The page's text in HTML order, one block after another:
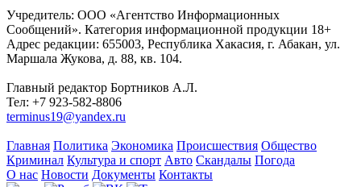
Учредитель: ООО «Агентство Информационных
Сообщений». Категория информационной продукции 18+
Адрес редакции: 655003, Республика Хакасия, г. Абакан, ул.
Маршала Жукова, д. 88, кв. 104.
Главный редактор Бортников А.Л.
Тел: +7 923-582-8806
terminus19@yandex.ru
Главная Политика Экономика Происшествия Общество
Криминал Культура и спорт Авто Скандалы Погода
О нас Новости Документы Контакты